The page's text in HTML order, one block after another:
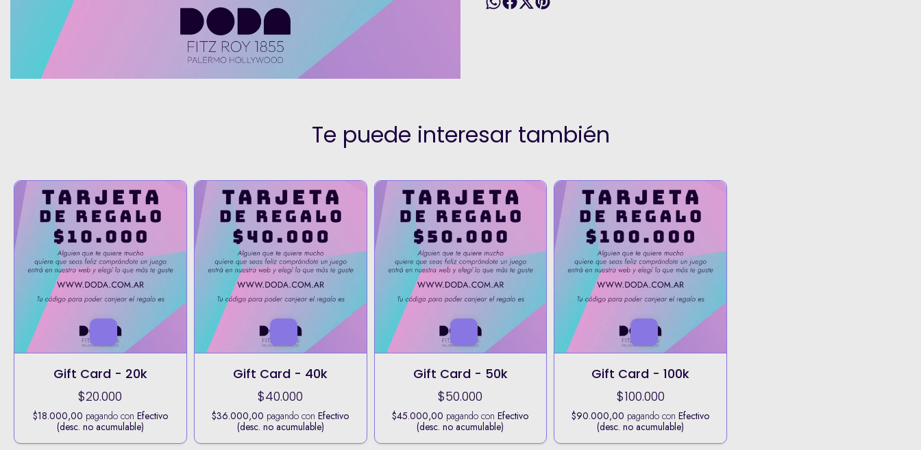
Te puede interesar también
Gift Card - 20k
$20.000
$18.000,00 pagando con Efectivo
(desc. no acumulable)
Gift Card - 40k
$40.000
$36.000,00 pagando conEfectivo
(desc. no acumulable)
Gift Card - 50k
$50.000
$45.000,00 pagando conEfectivo
(desc. no acumulable)
Gift Card - 100k
$100.000
$90.000,00 pagando conEfectivo
(desc. no acumulable)